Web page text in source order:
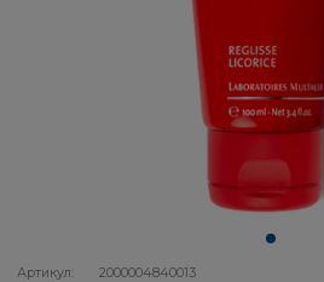
Артикул: 2000004840013